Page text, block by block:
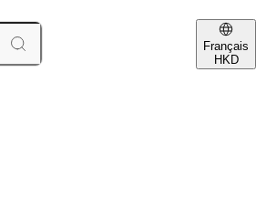
Français
HKD